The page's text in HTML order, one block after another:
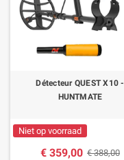
Détecteur QUEST X10 -
HUNTMATE
Niet op voorraad
€ 359,00 € 388,00